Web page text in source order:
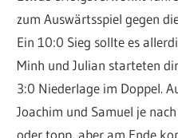
zum Auswärtsspiel gegen
Ein 10:0 Sieg sollte es
Minh und Julian starteten
3:0 Niederlage im Doppel.
Joachim und Samuel je
oder topp, aber am Ende